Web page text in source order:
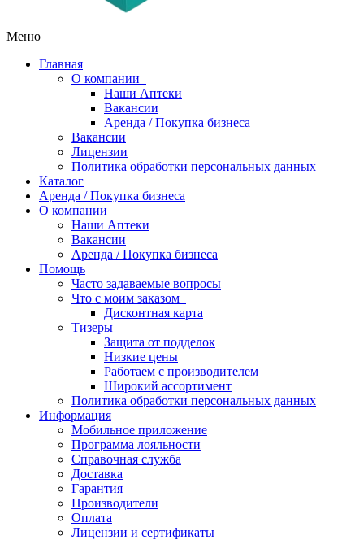
Меню
Главная
О компании
Наши Аптеки
Вакансии
Аренда / Покупка бизнеса
Вакансии
Лицензии
Политика обработки персональных данных
Каталог
Аренда / Покупка бизнеса
О компании
Наши Аптеки
Вакансии
Аренда / Покупка бизнеса
Помощь
Часто задаваемые вопросы
Что с моим заказом
Дисконтная карта
Тизеры
Защита от подделок
Низкие цены
Работаем с производителем
Широкий ассортимент
Политика обработки персональных данных
Информация
Мобильное приложение
Программа лояльности
Справочная служба
Доставка
Гарантия
Производители
Оплата
Лицензии и сертификаты